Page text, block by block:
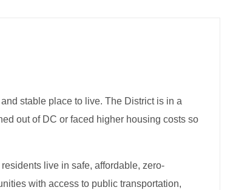
stable place to live. The District is in a
out of DC or faced higher housing costs so
live in safe, affordable, zero-
with access to public transportation,